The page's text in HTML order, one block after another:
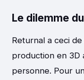
Le dilemme
Returnal a ceci
production en 3D
personne. Pour